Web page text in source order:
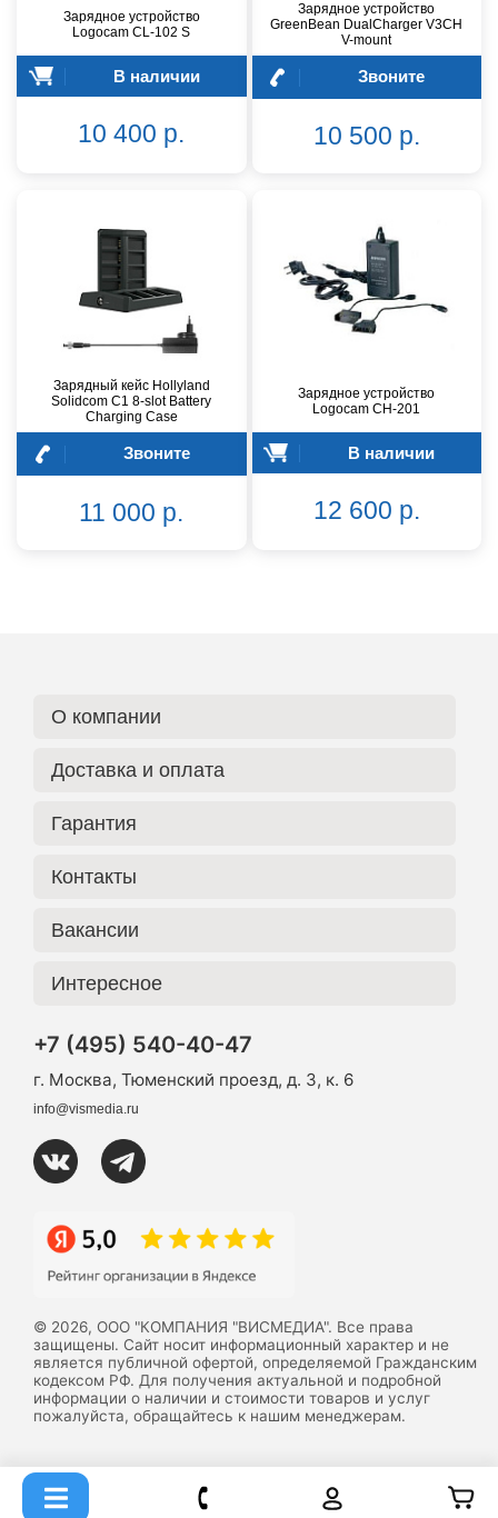
Зарядное устройство
Logocam CL-102 S
В наличии
10 400 р.
Зарядное устройство
GreenBean DualCharger V3CH
V-mount
Звоните
10 500 р.
Зарядный кейс Hollyland
Solidcom C1 8-slot Battery
Charging Case
Звоните
11 000 р.
Зарядное устройство
Logocam CH-201
В наличии
12 600 р.
О компании
Доставка и оплата
Гарантия
Контакты
Вакансии
Интересное
+7 (495) 540-40-47
г. Москва, Тюменский проезд, д. 3, к. 6
info@vismedia.ru
© 2026, ООО "КОМПАНИЯ "ВИСМЕДИА". Все права
защищены. Сайт носит информационный характер и не
является публичной офертой, определяемой Гражданским
кодексом РФ. Для получения актуальной и подробной
информации о наличии и стоимости товаров и услуг
пожалуйста, обращайтесь к нашим менеджерам.